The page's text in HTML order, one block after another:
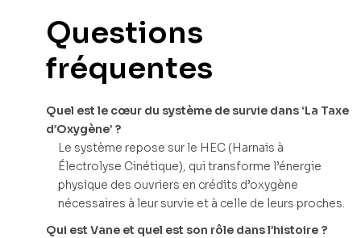
Questions
fréquentes
Quel est le cœur du système de survie dans ‘La Taxe
d’Oxygène’ ?
Le système repose sur le HEC (Harnais à
Électrolyse Cinétique), qui transforme l’énergie
physique des ouvriers en crédits d’oxygène
nécessaires à leur survie et à celle de leurs proches.
Qui est Vane et quel est son rôle dans l’histoire ?